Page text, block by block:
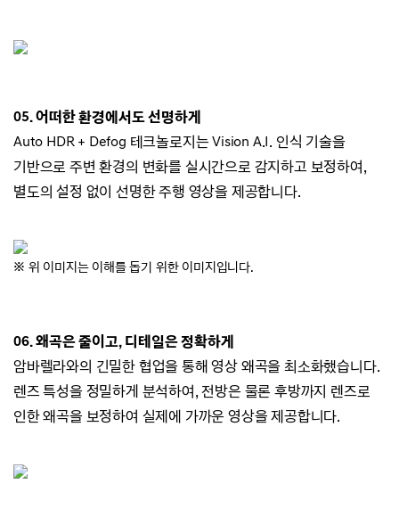
05. 어떠한 환경에서도 선명하게
Auto HDR + Defog 테크놀로지는 Vision A.I. 인식 기술을
기반으로 주변 환경의 변화를 실시간으로 감지하고 보정하여,
별도의 설정 없이 선명한 주행 영상을 제공합니다.
※ 위 이미지는 이해를 돕기 위한 이미지입니다.
06. 왜곡은 줄이고, 디테일은 정확하게
암바렐라와의 긴밀한 협업을 통해 영상 왜곡을 최소화했습니다.
렌즈 특성을 정밀하게 분석하여 , 전방은 물론 후방까지 렌즈로
인한 왜곡을 보정하여 실제에 가까운 영상을 제공합니다.